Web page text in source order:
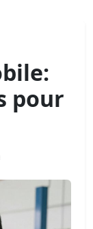
pour